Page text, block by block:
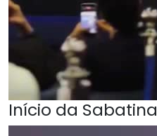
Início da Sabatina